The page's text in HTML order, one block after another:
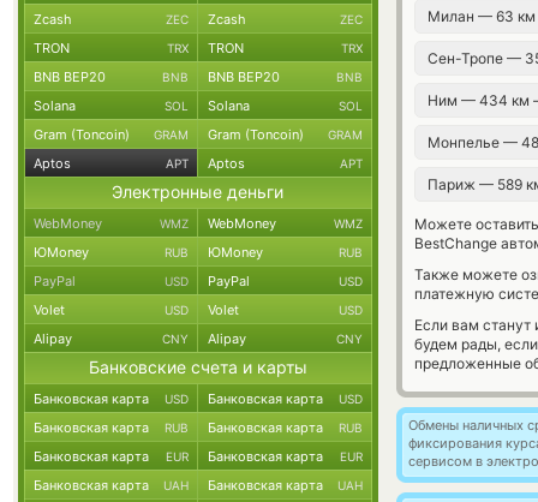
Милан — 63
Сен-Тропе —
Ним — 434
Монпелье —
Париж — 589
Можете
BestChange
Также можете
платежную
Если вам
будем рады,
предложенные
Обмены наличных
фиксирования
сервисом в
Zcash ZEC Zcash ZEC
TRON TRX TRON TRX
BNB BEP20 BNB BNB BEP20 BNB
Solana SOL Solana SOL
Gram (Toncoin) GRAM Gram (Toncoin) GRAM
Aptos APT Aptos APT
Электронные деньги
WebMoney WMZ WebMoney WMZ
ЮMoney RUB ЮMoney RUB
PayPal USD PayPal USD
Volet USD Volet USD
Alipay CNY Alipay CNY
Банковские счета и карты
Банковская карта USD Банковская карта USD
Банковская карта RUB Банковская карта RUB
Банковская карта EUR Банковская карта EUR
Банковская карта UAH Банковская карта UAH